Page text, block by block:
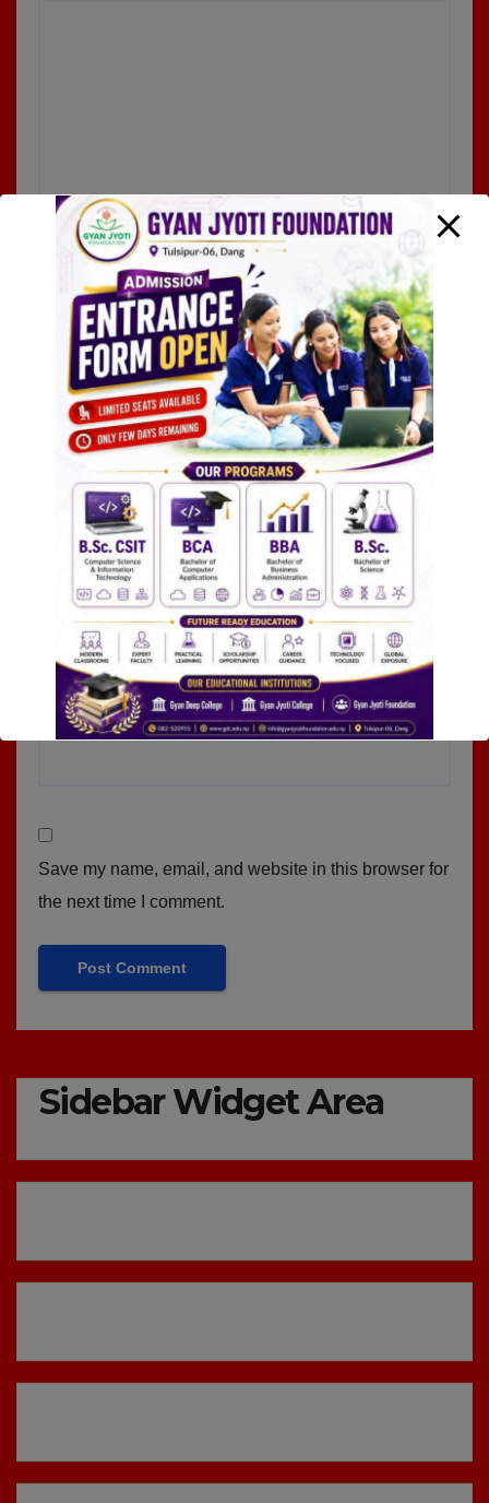
Name*
Email*
Website
Save my name, email, and website in this browser for
the next time I comment.
Sidebar Widget Area